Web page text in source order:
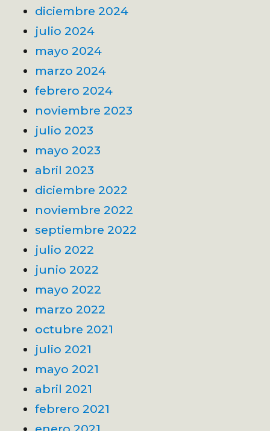
diciembre 2024
julio 2024
mayo 2024
marzo 2024
febrero 2024
noviembre 2023
julio 2023
mayo 2023
abril 2023
diciembre 2022
noviembre 2022
septiembre 2022
julio 2022
junio 2022
mayo 2022
marzo 2022
octubre 2021
julio 2021
mayo 2021
abril 2021
febrero 2021